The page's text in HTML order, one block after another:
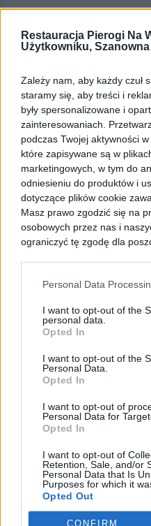
Restauracja Pierogi Na
Użytkowniku,
Zależy nam, aby każdy czuł
staramy się, aby treści i
były spersonalizowane i
zainteresowaniach.
podczas Twojej aktywności
które zapisywane są w
marketingowych, w tym do
odniesieniu do produktów i
dotyczące plików cookie
Masz prawo zgodzić się na
osobowych przez nas i
ograniczyć tę zgodę dla
Jeżeli nie chcesz wyrazić
Wyrażenie zgody jest
ograniczyć lub wycofać
Masz również prawo do
ich sprostowania, usunięcia
prawo do przeniesienia
wobec przetwarzania
przysługują i sposób
osobowych zostały opisane
Personal Data
I want to opt-out of the
personal data.
Opted In
I want to opt-out of the
Personal Data.
Opted In
I want to opt-out of
Personal Data for
Opted In
I want to opt-out of
Retention, Sale, and/or
Personal Data that Is
Purposes for which it
Opted Out
CONFIRM
Dodaj komentarz
Twój adres e-mail nie
pola są oznaczone*
Komentarz*
Email*
Website
Zapamiętaj moje dane
pisania kolejnych